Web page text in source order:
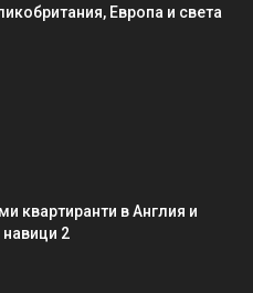
Европа и света
квартиранти в Англия и
2